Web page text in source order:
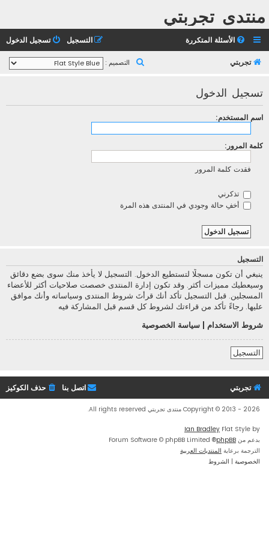
منتدى تجربتي
الأسئلة المتكررة تسجيل الدخول التسجيل
تجربتي التصميم :
تسجيل الدخول
اسم المستخدم:
كلمة المرور:
فقدت كلمة المرور
تذكرني
أخفِ حالة وجودي في المنتدى هذه المرة
التسجيل
ينبغي أن تكون مسجلًا لتستطيع الدخول. التسجيل لا يأخذ منك سوى بضع دقائق
وسيعطيك مميزات أكثر. وقد تكون إدارة المنتدى خصصت صلاحيات أكثر للأعضاء
المسجلين. قبل التسجيل تأكد أنك قرأتَ شروط المنتدى وسياساته وأنك موافق
عليها. رجاءً تأكد من قراءتك لشروط كل قسم قبل المشاركة فيه
شروط الاستخدام
سياسة الخصوصية
التسجيل
تجربتي حذف الكوكيز اتصل بنا
Copyright © 2013 - 2026 منتدى تجربتي All rights reserved.
Flat Style by
Ian Bradley
بدعم من phpBB
® Forum Software © phpBB Limited
الترجمة برعاية المنتديات العربية
الخصوصية | الشروط